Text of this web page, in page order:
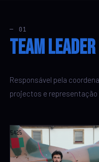
— 01
Team Leader
Responsável pela
projectos e representação